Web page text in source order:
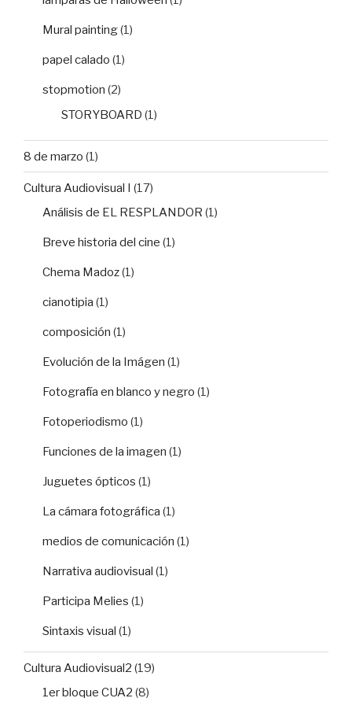
Mural painting(1)
papel calado (1)
stopmotion (2)
STORYBOARD (1)
8 de marzo (1)
Cultura Audiovisual I (17)
Análisis de EL RESPLANDOR (1)
Breve historia del cine (1)
Chema Madoz(1)
cianotipia (1)
composición (1)
Evolución de la Imágen (1)
Fotografía en blanco y negro (1)
Fotoperiodismo (1)
Funciones de la imagen (1)
Juguetes ópticos (1)
La cámara fotográfica (1)
medios de comunicación (1)
Narrativa audiovisual (1)
Participa Melies (1)
Sintaxis visual (1)
Cultura Audiovisual2 (19)
1er bloque CUA2 (8)